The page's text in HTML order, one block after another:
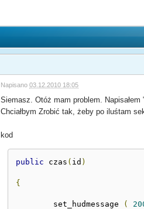
Napisano03.12.2010 18:05
Siemasz. Otóż mam problem.
Chciałbym Zrobić tak, żeby po iluśtam
kod
public czas ( id )
{
	set_hudmessage
(